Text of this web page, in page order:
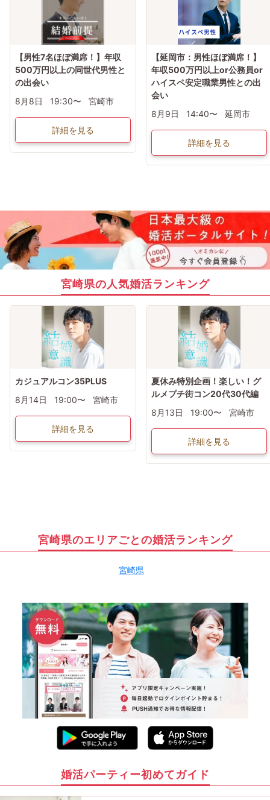
【男性7名ほぼ満席！】年収
500万円以上の同世代男性と
の出会い
8月8日
19:30〜 宮崎市
詳細を見る
【延岡市：男性ほぼ満席！】
年収500万円以上or公務員or
ハイスペ安定職業男性との出
会い
8月9日
14:40〜 延岡市
詳細を見る
宮崎県の人気婚活ランキング
カジュアルコン35PLUS
8月14日
19:00〜 宮崎市
詳細を見る
夏休み特別企画！楽しい！グ
ルメプチ街コン20代30代編
8月13日
19:00〜 宮崎市
詳細を見る
宮崎県のエリアごとの婚活ランキング
宮崎県
婚活パーティー初めてガイド